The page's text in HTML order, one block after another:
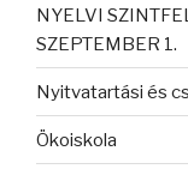
NYELVI
SZEPTEMBER 1.
Nyitvatartási és
Ökoiskola